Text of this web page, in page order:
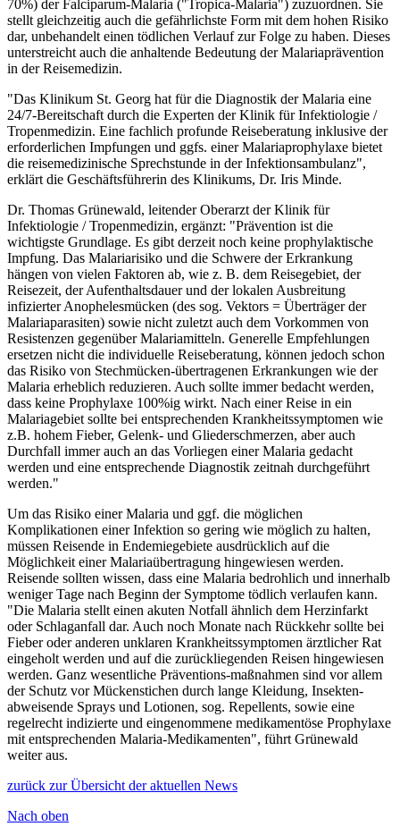
70%) der Falciparum-Malaria ("Tropica-Malaria") zuzuordnen. Sie
stellt gleichzeitig auch die gefährlichste Form mit dem hohen Risiko
dar, unbehandelt einen tödlichen Verlauf zur Folge zu haben. Dieses
unterstreicht auch die anhaltende Bedeutung der Malariaprävention
in der Reisemedizin.
"Das Klinikum St. Georg hat für die Diagnostik der Malaria eine
24/7-Bereitschaft durch die Experten der Klinik für Infektiologie /
Tropenmedizin. Eine fachlich profunde Reiseberatung inklusive der
erforderlichen Impfungen und ggfs. einer Malariaprophylaxe bietet
die reisemedizinische Sprechstunde in der Infektionsambulanz",
erklärt die Geschäftsführerin des Klinikums, Dr. Iris Minde.
Dr. Thomas Grünewald, leitender Oberarzt der Klinik für
Infektiologie / Tropenmedizin, ergänzt: "Prävention ist die
wichtigste Grundlage. Es gibt derzeit noch keine prophylaktische
Impfung. Das Malariarisiko und die Schwere der Erkrankung
hängen von vielen Faktoren ab, wie z. B. dem Reisegebiet, der
Reisezeit, der Aufenthaltsdauer und der lokalen Ausbreitung
infizierter Anophelesmücken (des sog. Vektors = Überträger der
Malariaparasiten) sowie nicht zuletzt auch dem Vorkommen von
Resistenzen gegenüber Malariamitteln. Generelle Empfehlungen
ersetzen nicht die individuelle Reiseberatung, können jedoch schon
das Risiko von Stechmücken-übertragenen Erkrankungen wie der
Malaria erheblich reduzieren. Auch sollte immer bedacht werden,
dass keine Prophylaxe 100%ig wirkt. Nach einer Reise in ein
Malariagebiet sollte bei entsprechenden Krankheitssymptomen wie
z.B. hohem Fieber, Gelenk- und Gliederschmerzen, aber auch
Durchfall immer auch an das Vorliegen einer Malaria gedacht
werden und eine entsprechende Diagnostik zeitnah durchgeführt
werden."
Um das Risiko einer Malaria und ggf. die möglichen
Komplikationen einer Infektion so gering wie möglich zu halten,
müssen Reisende in Endemiegebiete ausdrücklich auf die
Möglichkeit einer Malariaübertragung hingewiesen werden.
Reisende sollten wissen, dass eine Malaria bedrohlich und innerhalb
weniger Tage nach Beginn der Symptome tödlich verlaufen kann.
"Die Malaria stellt einen akuten Notfall ähnlich dem Herzinfarkt
oder Schlaganfall dar. Auch noch Monate nach Rückkehr sollte bei
Fieber oder anderen unklaren Krankheitssymptomen ärztlicher Rat
eingeholt werden und auf die zurückliegenden Reisen hingewiesen
werden. Ganz wesentliche Präventions-maßnahmen sind vor allem
der Schutz vor Mückenstichen durch lange Kleidung, Insekten-
abweisende Sprays und Lotionen, sog. Repellents, sowie eine
regelrecht indizierte und eingenommene medikamentöse Prophylaxe
mit entsprechenden Malaria-Medikamenten", führt Grünewald
weiter aus.
zurück zur Übersicht der aktuellen News
Nach oben